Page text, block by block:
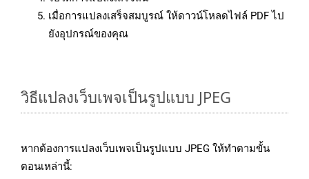
เมื่อการแปลงเสร็จสมบูรณ์ ให้ดาวน์โหลดไฟล์ PDF ไป
ยังอุปกรณ์ของคุณ
วิธีแปลงเว็บเพจเป็นรูปแบบ JPEG
หากต้องการแปลงเว็บเพจเป็นรูปแบบ JPEG ให้ทำตามขั้น
ตอนเหล่านี้: